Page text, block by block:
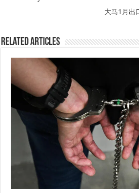
大马1月出
Related Articles